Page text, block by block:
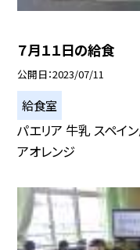
７月１１日の給食
公開日 2023/07/11
給食室
パエリア 牛乳 スペイ
アオレンジ